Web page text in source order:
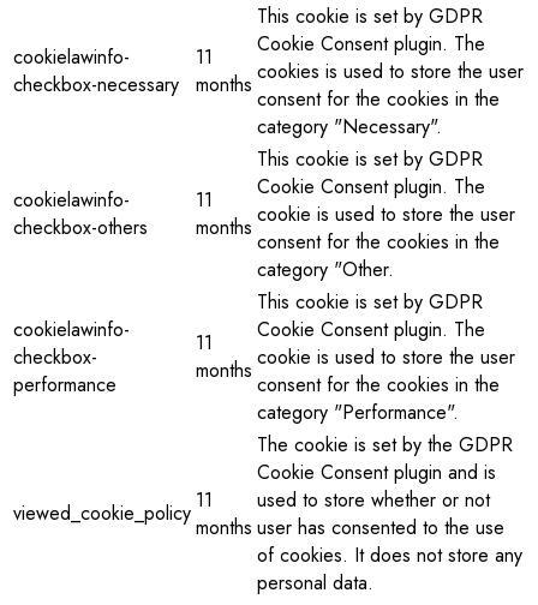
cookielawinfo-
checkbox-necessary
11
months
This cookie is set by GDPR
Cookie Consent plugin. The
cookies is used to store the user
consent for the cookies in the
category "Necessary".
cookielawinfo-
checkbox-others
11
months
This cookie is set by GDPR
Cookie Consent plugin. The
cookie is used to store the user
consent for the cookies in the
category "Other.
cookielawinfo-
checkbox-
performance
11
months
This cookie is set by GDPR
Cookie Consent plugin. The
cookie is used to store the user
consent for the cookies in the
category "Performance".
viewed_cookie_policy 11
months
The cookie is set by the GDPR
Cookie Consent plugin and is
used to store whether or not
user has consented to the use
of cookies. It does not store any
personal data.